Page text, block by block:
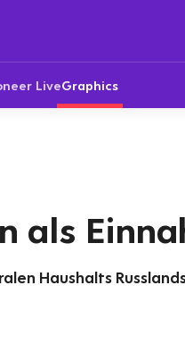
LiveGraphics
als
Haushalts